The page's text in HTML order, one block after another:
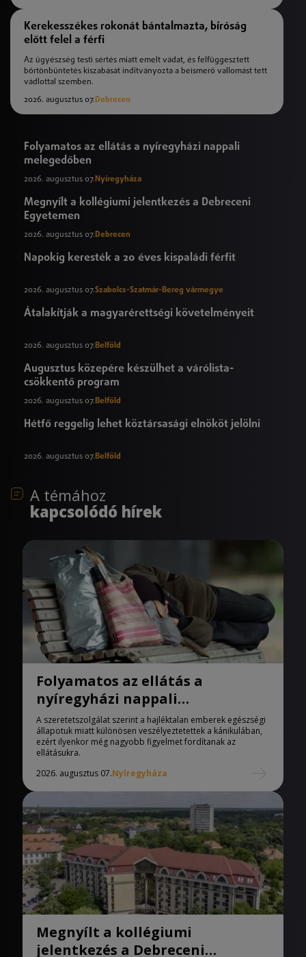
Kerekesszékes rokonát bántalmazta, bíróság
előtt felel a férfi
Az ügyészség testi sértés miatt emelt vádat, és felfüggesztett
börtönbüntetés kiszabását indítványozta a beismerő vallomást tett
vádlottal szemben.
2026. augusztus 07.Debrecen
Folyamatos az ellátás a nyíregyházi nappali
melegedőben
2026. augusztus 07. Nyíregyháza
Megnyílt a kollégiumi jelentkezés a Debreceni
Egyetemen
2026. augusztus 07.Debrecen
Napokig keresték a 20 éves kispaládi férfit
2026. augusztus 07.Szabolcs-Szatmár-Bereg vármegye
Átalakítják a magyarérettségi követelményeit
2026. augusztus 07.Belföld
Augusztus közepére készülhet a várólista-
csökkentő program
2026. augusztus 07.Belföld
Hétfő reggelig lehet köztársasági elnököt jelölni
2026. augusztus 07.Belföld
A témához
kapcsolódó hírek
Folyamatos az ellátás a
nyíregyházi nappali
melegedőben
A szeretetszolgálat szerint a hajléktalan emberek egészségi
állapotuk miatt különösen veszélyeztetettek a kánikulában,
ezért ilyenkor még nagyobb figyelmet fordítanak az
ellátásukra.
2026. augusztus 07.Nyíregyháza
Megnyílt a kollégiumi
jelentkezés a Debreceni